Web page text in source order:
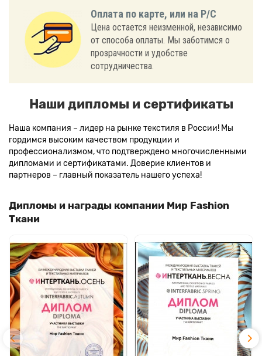
Оплата по карте, или на Р/С
Цена остается неизменной, независимо
от способа оплаты. Мы заботимся о
прозрачности и удобстве
сотрудничества.
Наши дипломы и сертификаты
Наша компания – лидер на рынке текстиля в России! Мы
гордимся высоким качеством продукции и
профессионализмом, что подтверждено многочисленными
дипломами и сертификатами. Доверие клиентов и
партнеров – главный показатель нашего успеха!
Дипломы и награды компании Мир Fashion
Ткани